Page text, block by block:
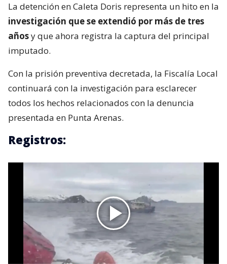
La detención en Caleta Doris representa un hito en la
investigación que se extendió por más de tres
añosy que ahora registra la captura del principal
imputado.
Con la prisión preventiva decretada, la Fiscalía Local
continuará con la investigación para esclarecer
todos los hechos relacionados con la denuncia
presentada en Punta Arenas.
Registros: